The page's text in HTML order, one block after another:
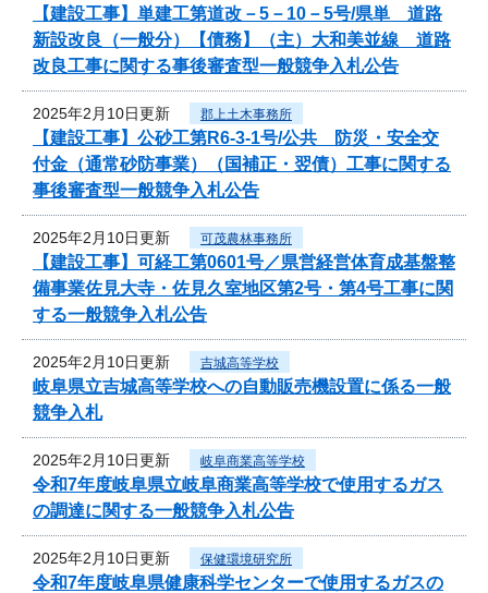
【建設工事】単建工第道改－5－10－5号/県単 道路
新設改良（一般分）【債務】（主）大和美並線 道路
改良工事に関する事後審査型一般競争入札公告
2025年2月10日更新 郡上土木事務所
【建設工事】公砂工第R6-3-1号/公共 防災・安全交
付金（通常砂防事業）（国補正・翌債）工事に関する
事後審査型一般競争入札公告
2025年2月10日更新 可茂農林事務所
【建設工事】可経工第0601号／県営経営体育成基盤整
備事業佐見大寺・佐見久室地区第2号・第4号工事に関
する一般競争入札公告
2025年2月10日更新 吉城高等学校
岐阜県立吉城高等学校への自動販売機設置に係る一般
競争入札
2025年2月10日更新 岐阜商業高等学校
令和7年度岐阜県立岐阜商業高等学校で使用するガス
の調達に関する一般競争入札公告
2025年2月10日更新 保健環境研究所
令和7年度岐阜県健康科学センターで使用するガスの